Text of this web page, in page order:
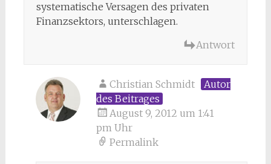
systematische Versagen des privaten
Finanzsektors, unterschlagen.
Antwort
Christian Schmidt
Autor
des Beitrages
August 9, 2012 um 1:41
pm Uhr
Permalink